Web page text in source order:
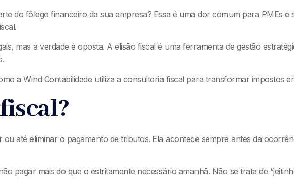
do fôlego financeiro da sua empresa? Essa é uma dor comum para PMEs
mas a verdade é oposta. A elisão fiscal é uma ferramenta de gestão
a Wind Contabilidade utiliza a consultoria fiscal para transformar impostos
ou até eliminar o pagamento de tributos. Ela acontece sempre antes da
pagar mais do que o estritamente necessário amanhã. Não se trata de